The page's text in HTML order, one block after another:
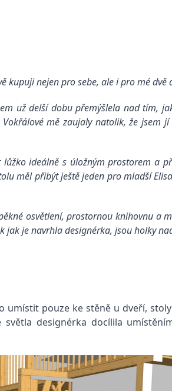
nejen pro sebe, ale i pro mé dvě
už delší dobu přemýšlela nad tím,
mě zaujaly natolik, že jsem
ideálně s úložným prostorem a
měl přibýt ještě jeden pro mladší
osvětlení, prostornou knihovnu a
jak je navrhla designérka, jsou holky
umístit pouze ke stěně u dveří,
designérka docílila